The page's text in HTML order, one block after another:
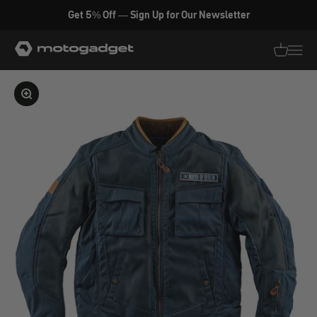
Zum Inhalt springen
Get 5% Off — Sign Up for Our Newsletter
motogadget GmbH
Bild vergrößern